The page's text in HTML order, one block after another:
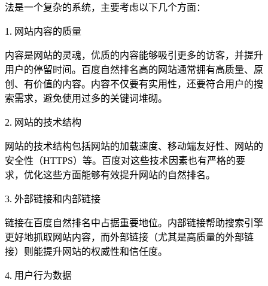
法是一个复杂的系统，主要考虑以下几个方面：
1. 网站内容的质量
内容是网站的灵魂，优质的内容能够吸引更多的访客，并提升
用户的停留时间。百度自然排名高的网站通常拥有高质量、原
创、有价值的内容。内容不仅要有实用性，还要符合用户的搜
索需求，避免使用过多的关键词堆砌。
2. 网站的技术结构
网站的技术结构包括网站的加载速度、移动端友好性、网站的
安全性（HTTPS）等。百度对这些技术因素也有严格的要
求，优化这些方面能够有效提升网站的自然排名。
3. 外部链接和内部链接
链接在百度自然排名中占据重要地位。内部链接帮助搜索引擎
更好地抓取网站内容，而外部链接（尤其是高质量的外部链
接）则能提升网站的权威性和信任度。
4. 用户行为数据